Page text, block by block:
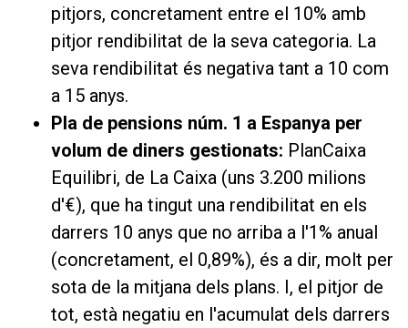
pitjors, concretament entre el 10% amb
pitjor rendibilitat de la seva categoria. La
seva rendibilitat és negativa tant a 10 com
a 15 anys.
Pla de pensions núm. 1 a Espanya per
volum de diners gestionats: PlanCaixa
Equilibri, de La Caixa (uns 3.200 milions
d'€), que ha tingut una rendibilitat en els
darrers 10 anys que no arriba a l'1% anual
(concretament, el 0,89%), és a dir, molt per
sota de la mitjana dels plans. I, el pitjor de
tot, està negatiu en l'acumulat dels darrers